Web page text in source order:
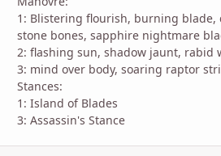
1: Blistering flourish, burning blade,
stone bones, sapphire nightmare
2: flashing sun, shadow jaunt, rabid
3: mind over body, soaring raptor
Stances:
1: Island of Blades
3: Assassin's Stance